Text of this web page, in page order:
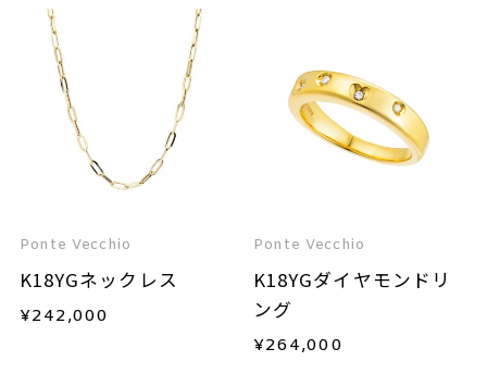
Ponte Vecchio
K18YGネックレス
¥242,000
Ponte Vecchio
K18YGダイヤモンドリ
ング
¥264,000